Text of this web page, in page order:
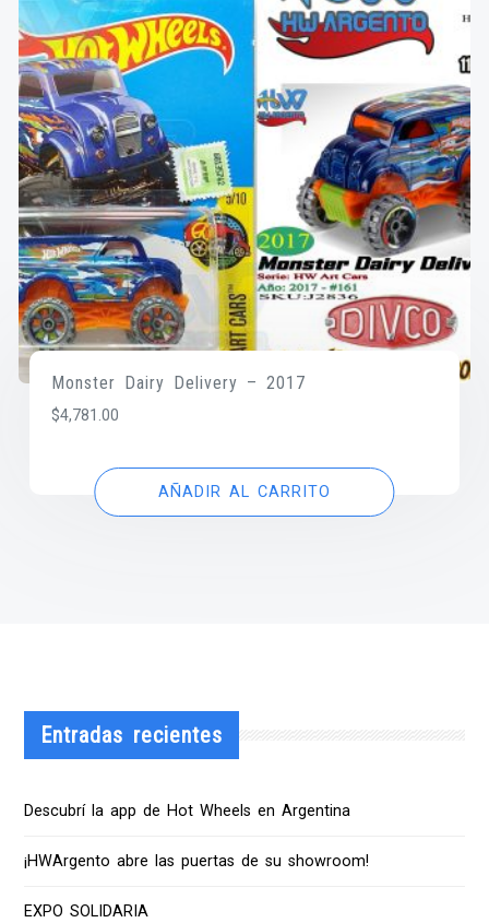
Monster Dairy Delivery – 2017
$4,781.00
AÑADIR AL CARRITO
Entradas recientes
Descubrí la app de Hot Wheels en Argentina
¡HWArgento abre las puertas de su showroom!
EXPO SOLIDARIA